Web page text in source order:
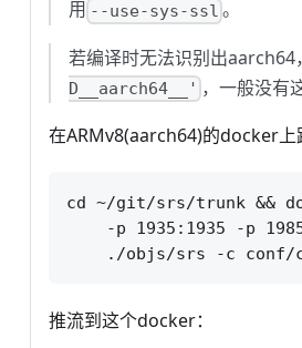
用 --use-sys-ssl 。
若编译时无法识别出
D__aarch64__' ，一般没有
在ARMv8(aarch64)的docker上
cd ~/git/srs/trunk &&
-p 1935:1935 -p
推流到这个docker：